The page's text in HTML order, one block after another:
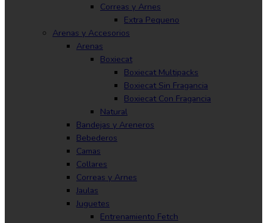
Correas y Arnes
Extra Pequeno
Arenas y Accesorios
Arenas
Boxiecat
Boxiecat Multipacks
Boxiecat Sin Fragancia
Boxiecat Con Fragancia
Natural
Bandejas y Areneros
Bebederos
Camas
Collares
Correas y Arnes
Jaulas
Juguetes
Entrenamiento Fetch